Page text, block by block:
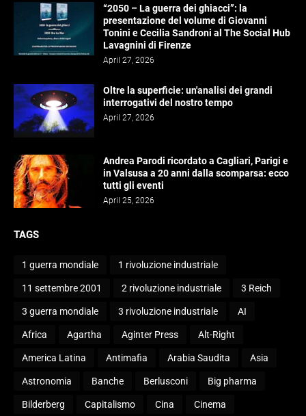
“2050 – La guerra dei ghiacci”: la
presentazione del volume di Giovanni
Tonini e Cecilia Sandroni al The Social Hub
Lavagnini di Firenze
April 27, 2026
Oltre la superficie: un'analisi dei grandi
interrogativi del nostro tempo
April 27, 2026
Andrea Parodi ricordato a Cagliari, Parigi e
in Valsusa a 20 anni dalla scomparsa: ecco
tutti gli eventi
April 25, 2026
TAGS
1 guerra mondiale 1 rivoluzione industriale
11 settembre 2001 2 rivoluzione industriale 3 Reich
3 guerra mondiale 3 rivoluzione industriale AI
Africa Agartha Aginter Press Alt-Right
America Latina Antimafia Arabia Saudita Asia
Astronomia Banche Berlusconi Big pharma
Bilderberg Capitalismo Cina Cinema